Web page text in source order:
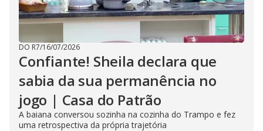
DO R7/16/07/2026
Confiante! Sheila declara que
sabia da sua permanência no
jogo | Casa do Patrão
A baiana conversou sozinha na cozinha do Trampo e fez
uma retrospectiva da própria trajetória